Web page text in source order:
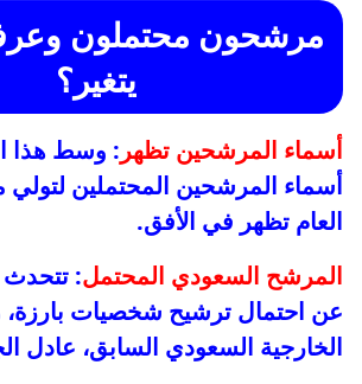
مرشحون محتملون
يتغير؟
أسماء المرشحين تظهر : وسط هذا
أسماء المرشحين المحتملين
العام تظهر في الأفق.
المرشح السعودي المحتمل: تتحدث
عن احتمال ترشيح شخصيات بارزة،
الخارجية السعودي السابق، عادل